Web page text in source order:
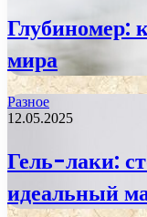
Глубиномер:
мира
Разное
12.05.2025
Гель-лаки:
идеальный